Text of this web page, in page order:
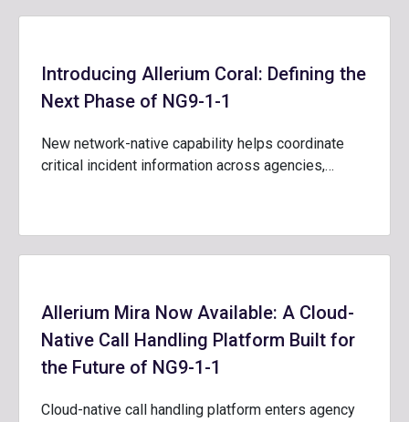
Introducing Allerium Coral: Defining the
Next Phase of NG9-1-1
New network-native capability helps coordinate
critical incident information across agencies,…
Allerium Mira Now Available: A Cloud-
Native Call Handling Platform Built for
the Future of NG9-1-1
Cloud-native call handling platform enters agency